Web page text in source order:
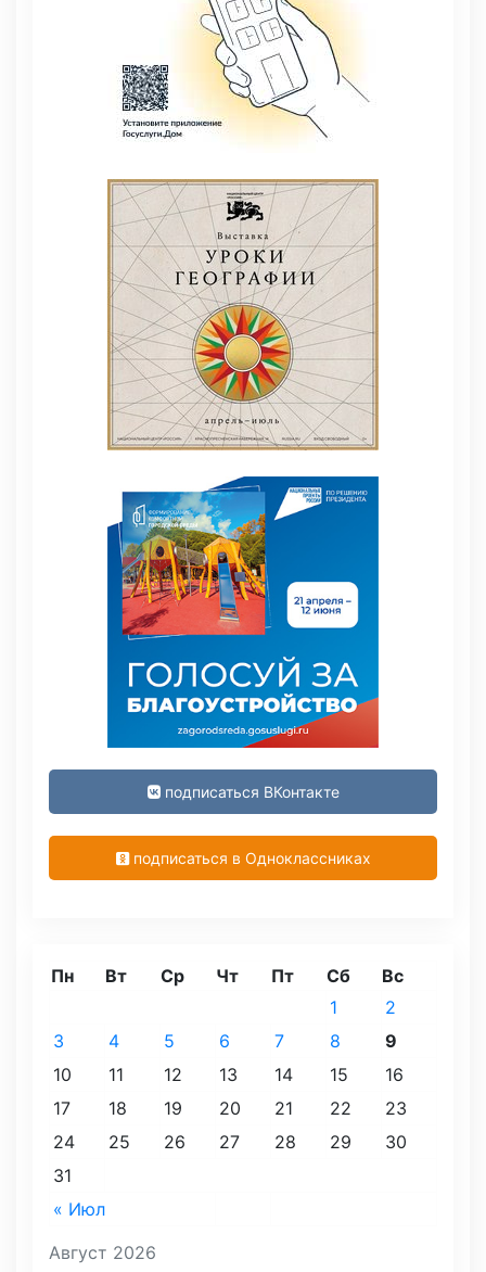
подписаться ВКонтакте
подписаться в Одноклассниках
Август 2026
Пн Вт Ср Чт Пт Сб Вс
« Июл
1
2
3
4 5 6 7 8
9
10
11 12 13 14 15
16
17
18 19 20 21 22
23
24
25 26 27 28 29
30
31